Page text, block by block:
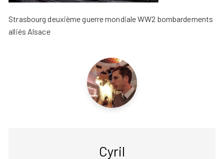
Strasbourg deuxième guerre mondiale WW2 bombardements
alliés Alsace
Cyril